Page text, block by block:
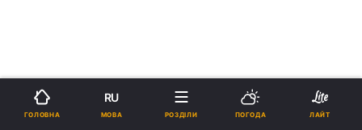
ГОЛОВНА
RU
МОВА РОЗДІЛИ ПОГОДА ЛАЙТ